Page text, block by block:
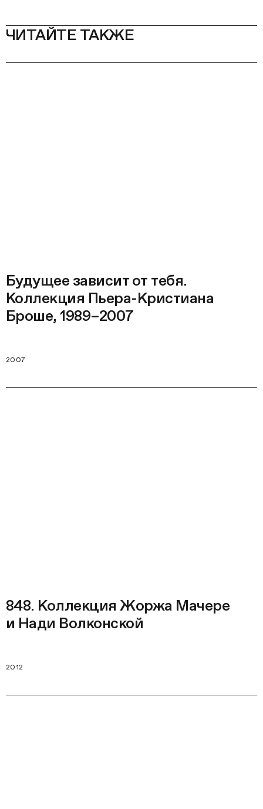
ЧИТАЙТЕ ТАКЖЕ
Будущее зависит от тебя.
Коллекция Пьера-Кристиана
Броше, 1989–2007
2007
848. Коллекция Жоржа Мачере
и Нади Волконской
2012